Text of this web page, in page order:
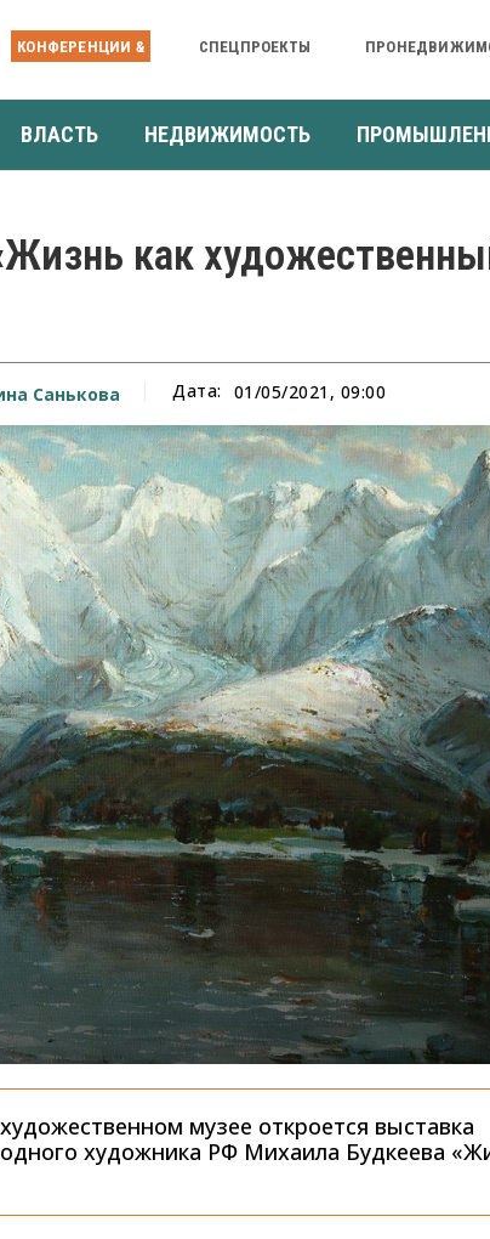
КОНФЕРЕНЦИИ & СПЕЦПРОЕКТЫ
ВЛАСТЬ НЕДВИЖИМОСТЬ
как
Санькова Дата: 01/05/2021, 09:00
музее откроется выставка
художника РФ Михаила Будкеева